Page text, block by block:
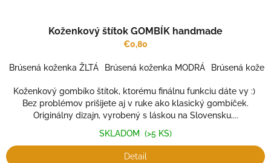
Koženkový štítok GOMBÍK handmade
€0,80
Brúsená koženka ŽLTÁ Brúsená koženka MODRÁ Brúsená
Koženkový gombíko štítok, ktorému finálnu funkciu dáte vy :)
Bez problémov prišijete aj v ruke ako klasický gombíček.
Originálny dizajn, vyrobený s láskou na Slovensku....
SKLADOM (>5 KS)
Detail